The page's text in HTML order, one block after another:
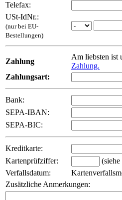
Telefax:
USt-IdNr.:
(nur bei EU-
Bestellungen)
Zahlung
Am liebsten ist
Zahlung.
Zahlungsart:
Bank:
SEPA-IBAN:
SEPA-BIC:
Kreditkarte:
Kartenprüfziffer:
Verfallsdatum:
Zusätzliche Anmerkungen: